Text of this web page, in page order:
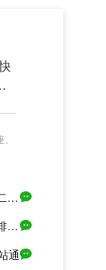
赋能高效办公，智绘数字未来——二级通用版OA上线试运行
手机秒变签到机！告别刷卡，告别排队，“在线签到打卡”重磅上线！
通